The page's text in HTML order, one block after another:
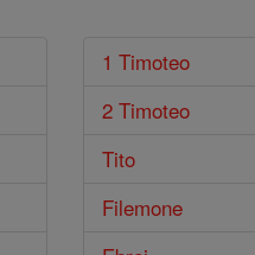
1 Timoteo
2 Timoteo
Tito
Filemone